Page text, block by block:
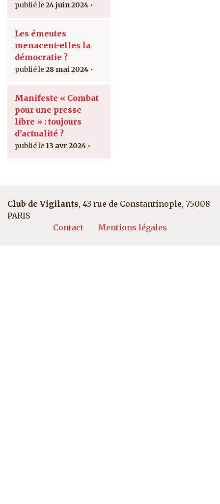
24 juin 2024
Les émeutes
menacent-elles la
démocratie ?
28 mai 2024
Manifeste « Combat
pour une presse
libre » : toujours
d’actualité ?
13 avr 2024
Club de Vigilants, 43 rue de Constantinople, 75008
PARIS
Pied de page
Contact Mentions légales